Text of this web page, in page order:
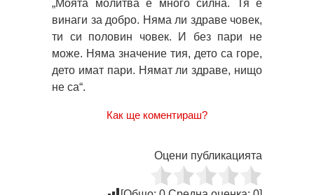
„Моята молитва е много силна. Тя е
винаги за добро. Няма ли здраве човек,
ти си половин човек. И без пари не
може. Няма значение тия, дето са горе,
дето имат пари. Нямат ли здраве, нищо
не са“.
Как ще коментираш?
Оцени публикацията